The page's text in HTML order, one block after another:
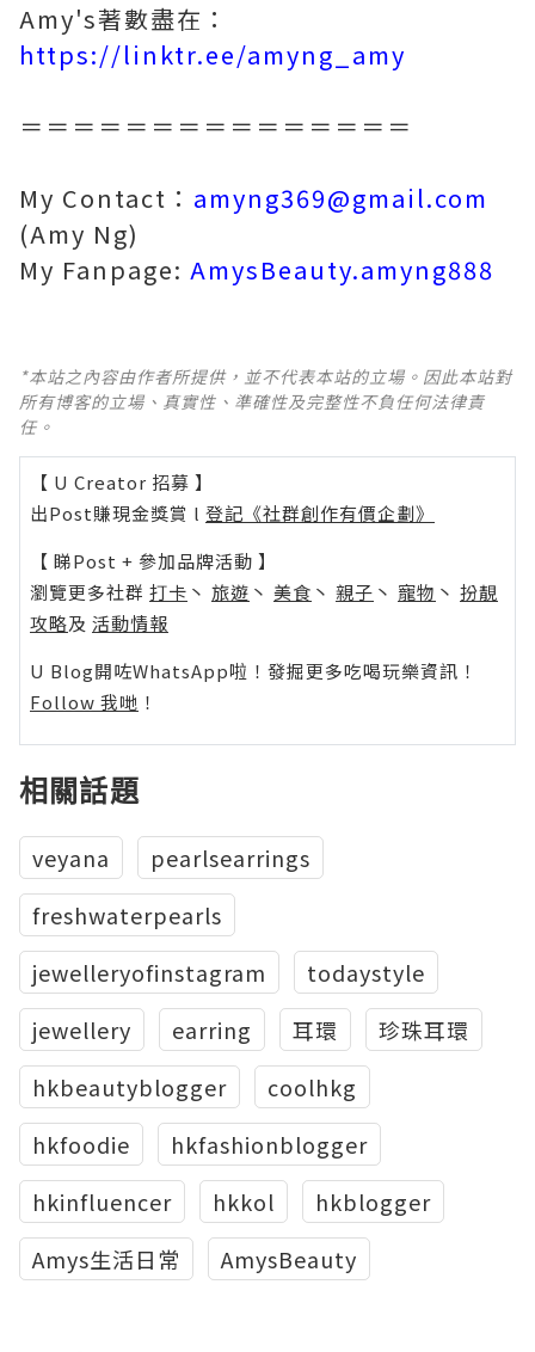
Amy's著數盡在：
https://linktr.ee/amyng_amy
＝＝＝＝＝＝＝＝＝＝＝＝＝＝＝
My Contact： amyng369@gmail.com
(Amy Ng)
My Fanpage: AmysBeauty.amyng888
*本站之內容由作者所提供，並不代表本站的立場。因此本站對
所有博客的立場、真實性、準確性及完整性不負任何法律責
任。
【 U Creator 招募 】
出Post賺現金獎賞 l 登記《社群創作有價企劃》
【 睇Post + 參加品牌活動 】
瀏覽更多社群 打卡 丶 旅遊 丶 美食 丶 親子 丶 寵物 丶 扮靚
攻略及 活動情報
U Blog開咗WhatsApp啦！發掘更多吃喝玩樂資訊！
Follow 我哋 ！
相關話題
veyana
pearlsearrings
freshwaterpearls
jewelleryofinstagram
todaystyle
jewellery
earring 耳環
珍珠耳環
hkbeautyblogger
coolhkg
hkfoodie
hkfashionblogger
hkinfluencer
hkkol
hkblogger
Amys生活日常
AmysBeauty